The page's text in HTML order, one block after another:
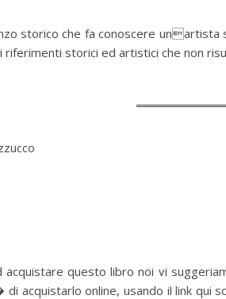
storico che fa conoscere unartista
riferimenti storici ed artistici che non
questo libro noi vi
acquistarlo online, usando il link qui